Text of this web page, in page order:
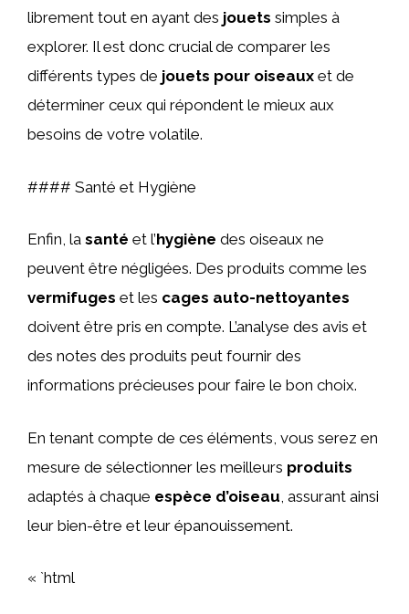
librement tout en ayant des jouets simples à
explorer. Il est donc crucial de comparer les
différents types de jouets pour oiseaux et de
déterminer ceux qui répondent le mieux aux
besoins de votre volatile.
#### Santé et Hygiène
Enfin, la santé et l’hygiène des oiseaux ne
peuvent être négligées. Des produits comme les
vermifuges et les cages auto-nettoyantes
doivent être pris en compte. L’analyse des avis et
des notes des produits peut fournir des
informations précieuses pour faire le bon choix.
En tenant compte de ces éléments, vous serez en
mesure de sélectionner les meilleurs produits
adaptés à chaque espèce d’oiseau , assurant ainsi
leur bien-être et leur épanouissement.
« `html